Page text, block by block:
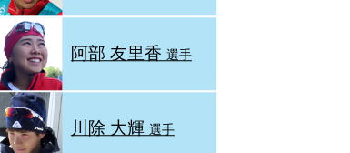
阿部 友里香 選手
川除 大輝 選手